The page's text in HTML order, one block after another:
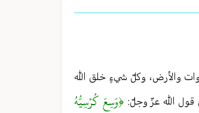
والأرض، وكلّ شيءٍ خلق الله
الله عزّ وجلّ: ﴿وَسِعَ كُرۡسِيُّهُ